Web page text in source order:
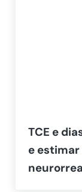
TCE e
e